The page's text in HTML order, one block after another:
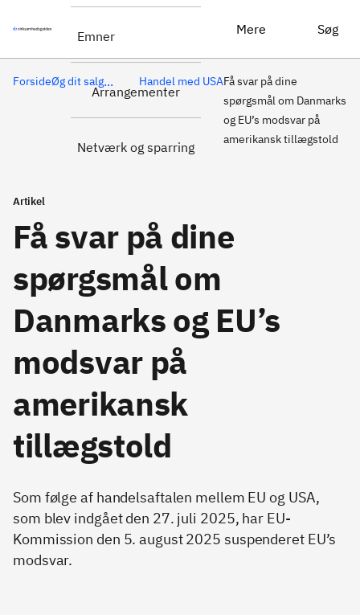
Emner
Arrangementer
Netværk og sparring
Mere Søg
ForsideØg dit salg... Handel med USAFå svar på dine
spørgsmål om Danmarks
og EU’s modsvar på
amerikansk tillægstold
Artikel
Få svar på dine
spørgsmål om
Danmarks og EU’s
modsvar på
amerikansk
tillægstold
Som følge af handelsaftalen mellem EU og USA,
som blev indgået den 27. juli 2025, har EU-
Kommission den 5. august 2025 suspenderet EU’s
modsvar.